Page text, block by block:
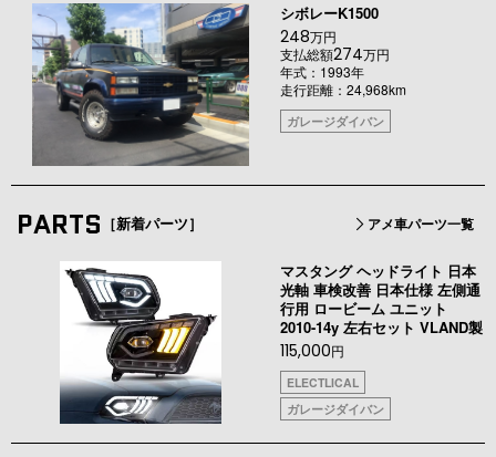
シボレーK1500
248万円
支払総額274万円
年式：1993年
走行距離：24,968km
ガレージダイバン
PARTS ［新着パーツ］ アメ車パーツ一覧
マスタング ヘッドライト 日本
光軸 車検改善 日本仕様 左側通
行用 ロービーム ユニット
2010-14y 左右セット VLAND製
115,000円
ELECTLICAL
ガレージダイバン